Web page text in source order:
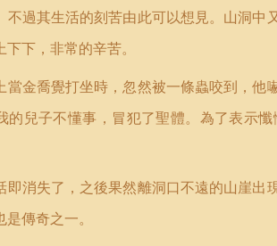
不過其生活的刻苦由此可以想見。山洞
下，非常的辛苦。
當金喬覺打坐時，忽然被一條蟲咬到，
的兒子不懂事，冒犯了聖體。為了表示
即消失了，之後果然離洞口不遠的山崖
傳奇之一。